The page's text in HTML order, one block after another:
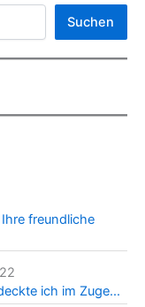
Suchen
freundliche
ich im Zuge...